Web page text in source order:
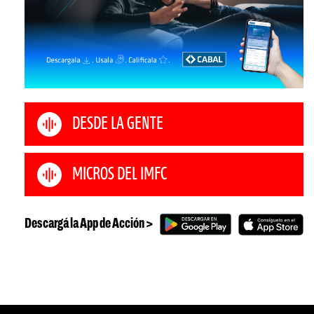
DESDE LA GENTE
MICROS DEL IMFC
Descargá la App de Acción >